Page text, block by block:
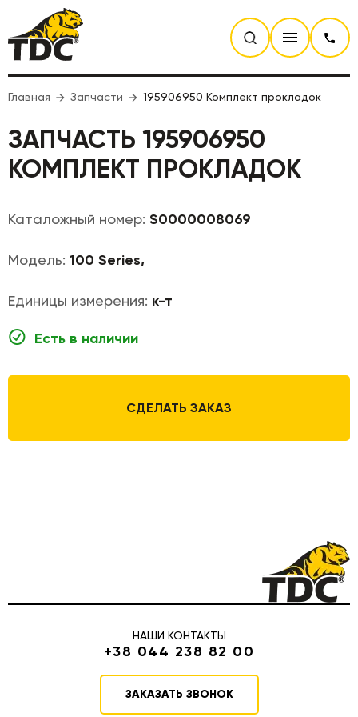
Главная Запчасти 195906950 Комплект прокладок
ЗАПЧАСТЬ 195906950
КОМПЛЕКТ ПРОКЛАДОК
Каталожный номер: S0000008069
Модель: 100 Series,
Единицы измерения: к-т
Есть в наличии
СДЕЛАТЬ ЗАКАЗ
НАШИ КОНТАКТЫ
+38 044 238 82 00
ЗАКАЗАТЬ ЗВОНОК